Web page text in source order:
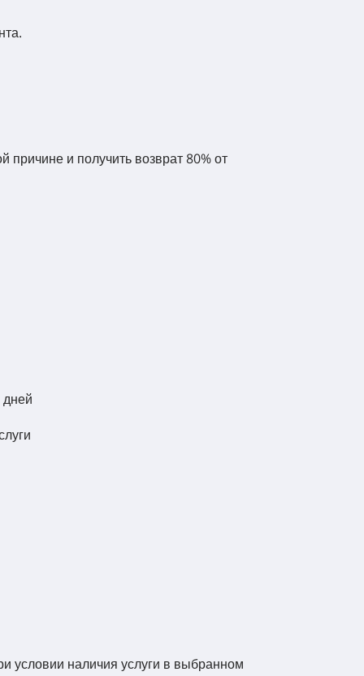
и получить возврат 80% от
условии наличия услуги в выбранном